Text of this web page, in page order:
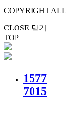
COPYRIGHT
CLOSE 닫기
TOP
1577
7015